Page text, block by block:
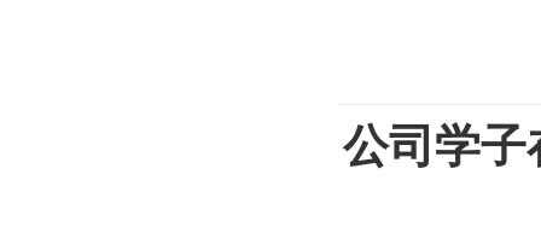
公司学